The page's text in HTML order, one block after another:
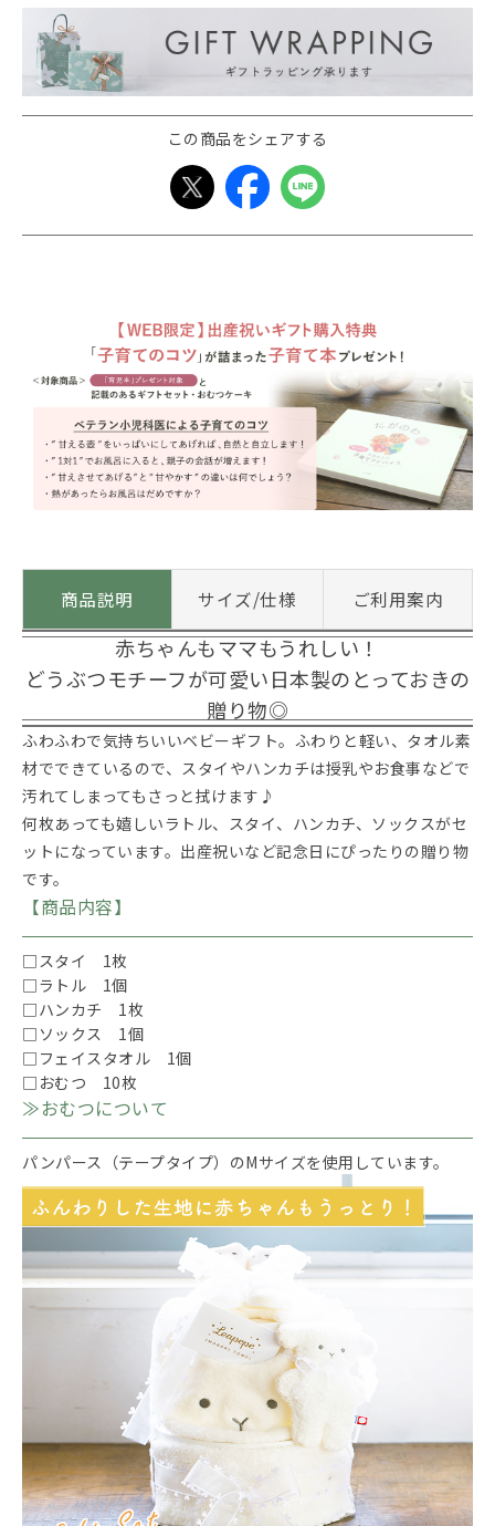
この商品をシェアする
商品説明 サイズ/仕様 ご利用案内
赤ちゃんもママもうれしい！
どうぶつモチーフが可愛い日本製のとっておきの
贈り物◎
ふわふわで気持ちいいベビーギフト。ふわりと軽い、タオル素
材でできているので、スタイやハンカチは授乳やお食事などで
汚れてしまってもさっと拭けます♪
何枚あっても嬉しいラトル、スタイ、ハンカチ、ソックスがセ
ットになっています。出産祝いなど記念日にぴったりの贈り物
です。
【商品内容】
□スタイ 1枚
□ラトル 1個
□ハンカチ 1枚
□ソックス 1個
□フェイスタオル 1個
□おむつ 10枚
≫おむつについて
パンパース（テープタイプ）のMサイズを使用しています。